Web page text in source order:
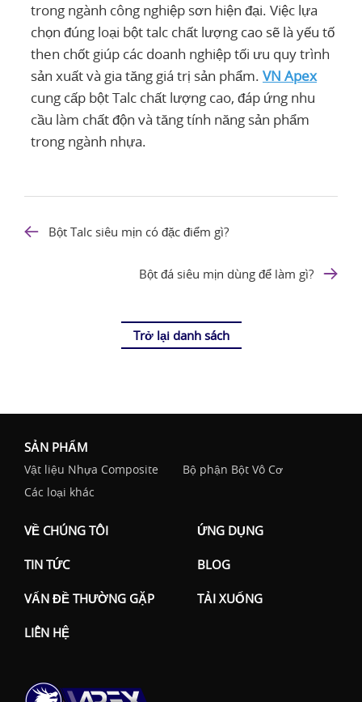
trong ngành công nghiệp sơn hiện đại. Việc lựa
chọn đúng loại bột talc chất lượng cao sẽ là yếu tố
then chốt giúp các doanh nghiệp tối ưu quy trình
sản xuất và gia tăng giá trị sản phẩm. VN Apex
cung cấp bột Talc chất lượng cao, đáp ứng nhu
cầu làm chất độn và tăng tính năng sản phẩm
trong ngành nhựa.
Bột Talc siêu mịn có đặc điểm gì?
Bột đá siêu mịn dùng để làm gì?
Trở lại danh sách
SẢN PHẨM
Vật liệu Nhựa Composite
Bộ phận Bột Vô Cơ
Các loại khác
VỀ CHÚNG TÔI ỨNG DỤNG
TIN TỨC BLOG
VẤN ĐỀ THƯỜNG GẶP TẢI XUỐNG
LIÊN HỆ